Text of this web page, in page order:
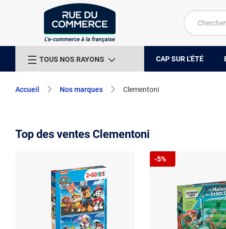
TOUS NOS RAYONS CAP SUR L'ÉTÉ
Accueil Nos marques Clementoni
Top des ventes Clementoni
-5%